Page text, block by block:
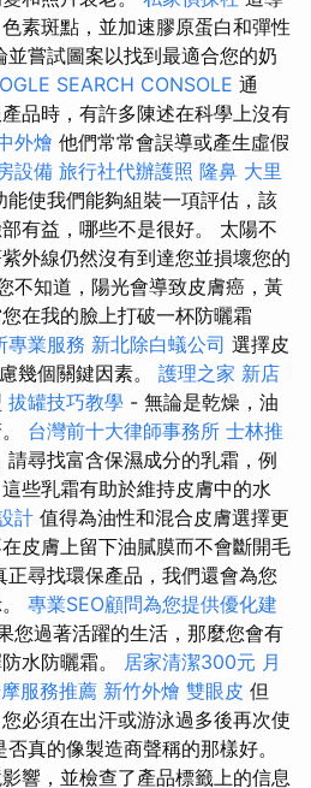
素斑點，並加速膠原蛋白和彈性
嘗試圖案以找到最適合您的奶
SEARCH CONSOLE 通
品時，有許多陳述在科學上沒有
外燴 他們常常會誤導或產生虛假
設備 旅行社代辦護照 隆鼻 大里
能使我們能夠組裝一項評估，該
有益，哪些不是很好。 太陽不
外線仍然沒有到達您並損壞您的
不知道，陽光會導致皮膚癌，黃
在我的臉上打破一杯防曬霜
專業服務 新北除白蟻公司 選擇皮
幾個關鍵因素。 護理之家 新店
拔罐技巧教學 - 無論是乾燥，油
台灣前十大律師事務所 士林推
請尋找富含保濕成分的乳霜，例
些乳霜有助於維持皮膚中的水
計 值得為油性和混合皮膚選擇更
皮膚上留下油膩膜而不會斷開毛
尋找環保產品，我們還會為您
專業SEO顧問為您提供優化建
您過著活躍的生活，那麼您會有
水防曬霜。 居家清潔300元 月
服務推薦 新竹外燴 雙眼皮 但
必須在出汗或游泳過多後再次使
真的像製造商聲稱的那樣好。
響，並檢查了產品標籤上的信息